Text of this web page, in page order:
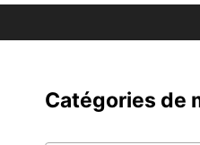
Catégories de